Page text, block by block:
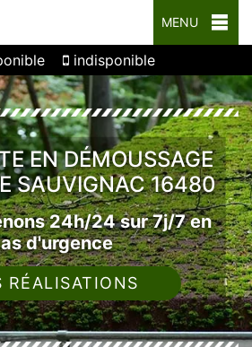
MENU
indisponible
EN DÉMOUSSAGE
SAUVIGNAC 16480
24h/24 sur 7j/7 en
d'urgence
RÉALISATIONS